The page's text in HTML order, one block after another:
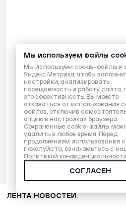
ЛЕНТА НОВОСТЕЙ
Мы используем файлы
Мы используем cookie-файлы и
Яндекс.Метрика, чтобы
настройки, анализировать
посещаемость и работу сайта,
его эффективность. Вы можете
отказаться от использования
файлов, отключив
опцию в настройках браузера.
Сохраненные cookie-файлы
удалить в любое время. Перед
продолжением использования
пожалуйста, ознакомьтесь с
Политикой
СОГЛАСЕН